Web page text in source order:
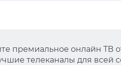
премиальное онлайн ТВ
телеканалы для всей